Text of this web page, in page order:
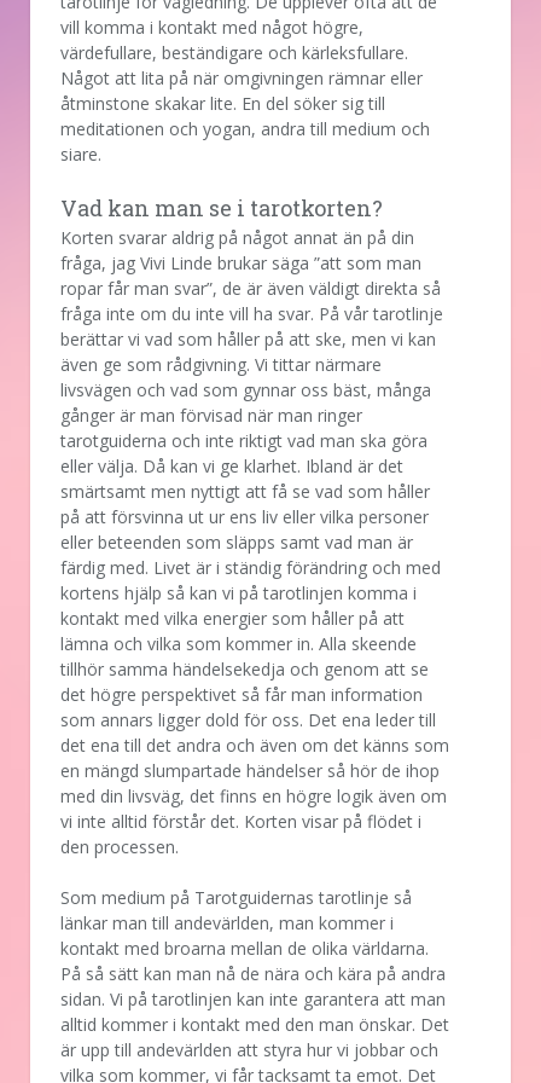
vill komma i kontakt med något högre,
värdefullare, beständigare och kärleksfullare.
Något att lita på när omgivningen rämnar eller
åtminstone skakar lite. En del söker sig till
meditationen och yogan, andra till medium och
siare.
Vad kan man se i tarotkorten?
Korten svarar aldrig på något annat än på din
fråga, jag Vivi Linde brukar säga ”att som man
ropar får man svar”, de är även väldigt direkta så
fråga inte om du inte vill ha svar. På vår tarotlinje
berättar vi vad som håller på att ske, men vi kan
även ge som rådgivning. Vi tittar närmare
livsvägen och vad som gynnar oss bäst, många
gånger är man förvisad när man ringer
tarotguiderna och inte riktigt vad man ska göra
eller välja. Då kan vi ge klarhet. Ibland är det
smärtsamt men nyttigt att få se vad som håller
på att försvinna ut ur ens liv eller vilka personer
eller beteenden som släpps samt vad man är
färdig med. Livet är i ständig förändring och med
kortens hjälp så kan vi på tarotlinjen komma i
kontakt med vilka energier som håller på att
lämna och vilka som kommer in. Alla skeende
tillhör samma händelsekedja och genom att se
det högre perspektivet så får man information
som annars ligger dold för oss. Det ena leder till
det ena till det andra och även om det känns som
en mängd slumpartade händelser så hör de ihop
med din livsväg, det finns en högre logik även om
vi inte alltid förstår det. Korten visar på flödet i
den processen.
Som medium på Tarotguidernas tarotlinje så
länkar man till andevärlden, man kommer i
kontakt med broarna mellan de olika världarna.
På så sätt kan man nå de nära och kära på andra
sidan. Vi på tarotlinjen kan inte garantera att man
alltid kommer i kontakt med den man önskar. Det
är upp till andevärlden att styra hur vi jobbar och
vilka som kommer, vi får tacksamt ta emot. Det